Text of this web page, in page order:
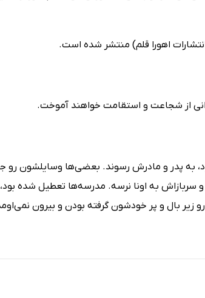
اهورا قلم) منتشر شده است.
از شجاعت و استقامت خواهند آموخت.
به پدر و مادرش رسوند. بعضی‌ها وسایلشون رو
به اونا نرسه. مدرسه‌ها تعطیل شده
بال و پر خودشون گرفته بودن و بیرون